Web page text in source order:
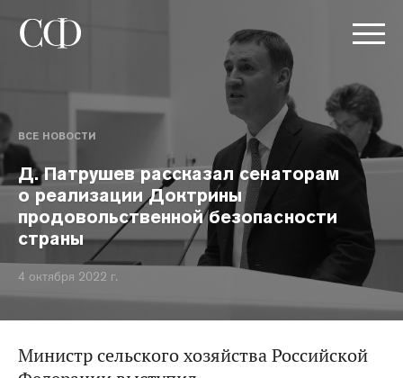
ВСЕ НОВОСТИ
Д. Патрушев рассказал сенаторам
о реализации Доктрины
продовольственной безопасности
страны
4 октября 2022 г.
Министр сельского хозяйства Российской